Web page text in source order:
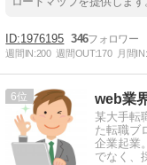
1976195 346
週間IN:200 週間OUT:170 月間IN:
6
某大手転
た転職ブ
企業起業
でなく、